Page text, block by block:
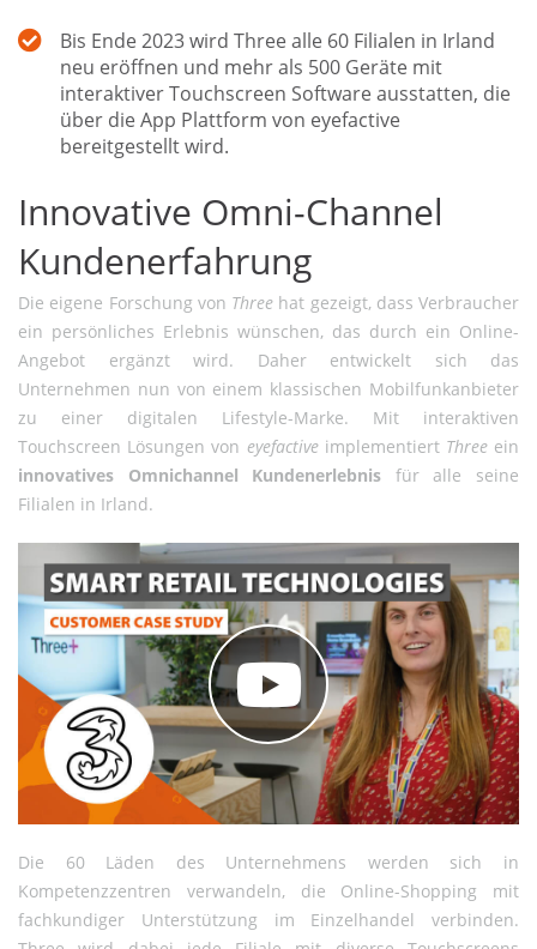
Bis Ende 2023 wird Three alle 60 Filialen in Irland
neu eröffnen und mehr als 500 Geräte mit
interaktiver Touchscreen Software ausstatten, die
über die App Plattform von eyefactive
bereitgestellt wird.
Innovative Omni-Channel
Kundenerfahrung
Die eigene Forschung von Three hat gezeigt, dass Verbraucher
ein persönliches Erlebnis wünschen, das durch ein Online-
Angebot ergänzt wird. Daher entwickelt sich das
Unternehmen nun von einem klassischen Mobilfunkanbieter
zu einer digitalen Lifestyle-Marke. Mit interaktiven
Touchscreen Lösungen von eyefactiveimplementiert Threeein
innovatives Omnichannel Kundenerlebnis für alle seine
Filialen in Irland.
Die 60 Läden des Unternehmens werden sich in
Kompetenzzentren verwandeln, die Online-Shopping mit
fachkundiger Unterstützung im Einzelhandel verbinden.